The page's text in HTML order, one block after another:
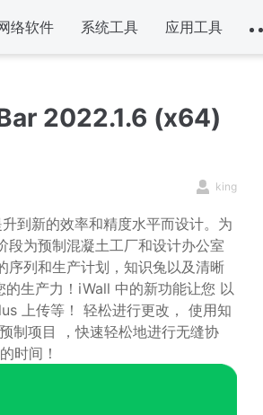
络软件 系统工具 应用工具
2022.1.6 (x64)
king
到新的效率和精度水平而设计。为
段为预制混凝土工厂和设计办公室
列和生产计划，知识兔以及清晰
生产力！iWall 中的新功能让您 以
上传等！ 轻松进行更改， 使用知
制项目 ，快速轻松地进行无缝协
时间！